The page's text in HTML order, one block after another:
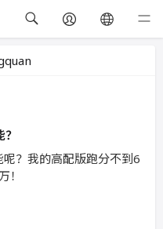
？我的高配版跑分不到6
！